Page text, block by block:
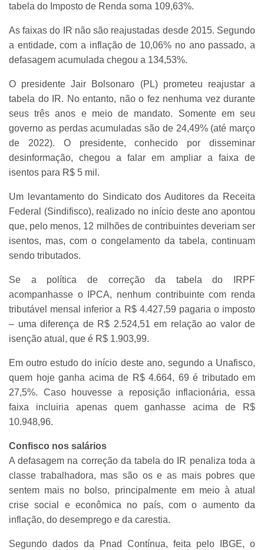
tabela do Imposto de Renda soma 109,63%.
As faixas do IR não são reajustadas desde 2015. Segundo
a entidade, com a inflação de 10,06% no ano passado, a
defasagem acumulada chegou a 134,53%.
O presidente Jair Bolsonaro (PL) prometeu reajustar a
tabela do IR. No entanto, não o fez nenhuma vez durante
seus três anos e meio de mandato. Somente em seu
governo as perdas acumuladas são de 24,49% (até março
de 2022). O presidente, conhecido por disseminar
desinformação, chegou a falar em ampliar a faixa de
isentos para R$ 5 mil.
Um levantamento do Sindicato dos Auditores da Receita
Federal (Sindifisco), realizado no início deste ano apontou
que, pelo menos, 12 milhões de contribuintes deveriam ser
isentos, mas, com o congelamento da tabela, continuam
sendo tributados.
Se a política de correção da tabela do IRPF
acompanhasse o IPCA, nenhum contribuinte com renda
tributável mensal inferior a R$ 4.427,59 pagaria o imposto
– uma diferença de R$ 2.524,51 em relação ao valor de
isenção atual, que é R$ 1.903,99.
Em outro estudo do início deste ano, segundo a Unafisco,
quem hoje ganha acima de R$ 4.664, 69 é tributado em
27,5%. Caso houvesse a reposição inflacionária, essa
faixa incluiria apenas quem ganhasse acima de R$
10.948,96.
Confisco nos salários
A defasagem na correção da tabela do IR penaliza toda a
classe trabalhadora, mas são os e as mais pobres que
sentem mais no bolso, principalmente em meio à atual
crise social e econômica no país, com o aumento da
inflação, do desemprego e da carestia.
Segundo dados da Pnad Contínua, feita pelo IBGE, o